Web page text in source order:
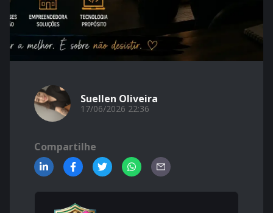
Suellen Oliveira
17/06/2026 22:36
Compartilhe